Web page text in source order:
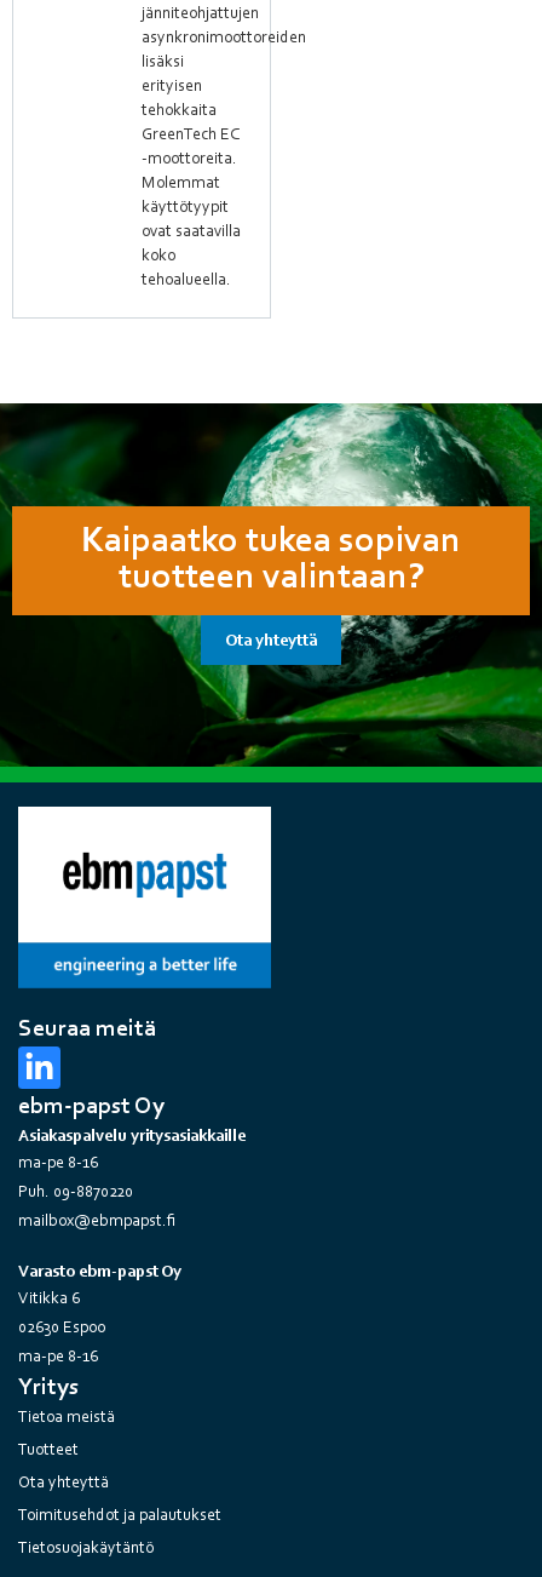
jänniteohjattujen
asynkronimoottoreiden
lisäksi
erityisen
tehokkaita
GreenTech EC
-moottoreita.
Molemmat
käyttötyypit
ovat saatavilla
koko
tehoalueella.
Kaipaatko tukea sopivan
tuotteen valintaan?
Ota yhteyttä
Seuraa meitä
ebm-papst Oy
Asiakaspalvelu yritysasiakkaille
ma-pe 8-16
Puh. 09-8870220
mailbox@ebmpapst.fi
Varasto ebm-papst Oy
Vitikka 6
02630 Espoo
ma-pe 8-16
Yritys
Tietoa meistä
Tuotteet
Ota yhteyttä
Toimitusehdot ja palautukset
Tietosuojakäytäntö